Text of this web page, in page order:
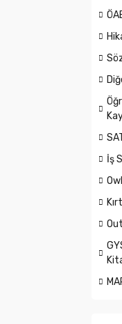
İş